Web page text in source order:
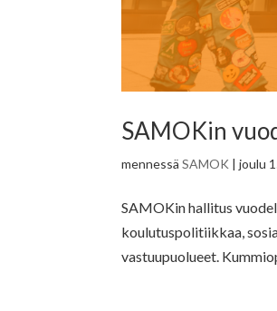
SAMOKin
mennessäSAMOK |joulu
SAMOKin hallitus
koulutuspolitiikkaa,
vastuupuolueet.